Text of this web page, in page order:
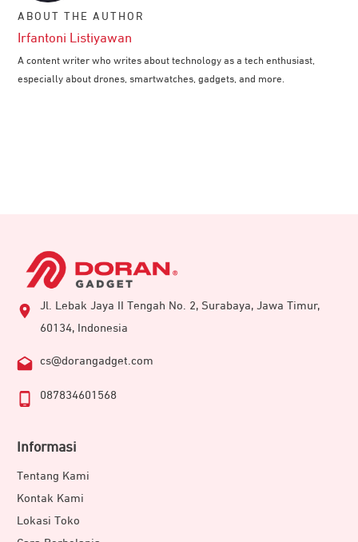
ABOUT THE AUTHOR
Irfantoni Listiyawan
A content writer who writes about technology as a tech enthusiast,
especially about drones, smartwatches, gadgets, and more.
Jl. Lebak Jaya II Tengah No. 2, Surabaya, Jawa Timur,
60134, Indonesia
cs@dorangadget.com
087834601568
Informasi
Tentang Kami
Kontak Kami
Lokasi Toko